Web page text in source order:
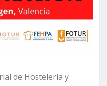
de Hostelería y